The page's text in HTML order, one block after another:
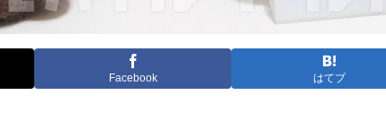
Facebook はてブ